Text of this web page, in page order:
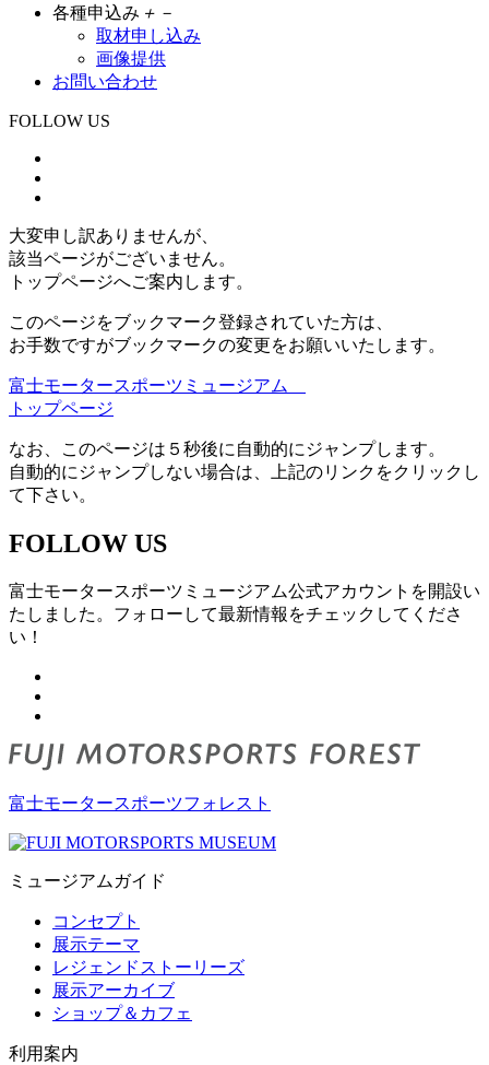
各種申込み ＋ －
取材申し込み
画像提供
お問い合わせ
FOLLOW US
大変申し訳ありませんが、
該当ページがございません。
トップページへご案内します。
このページをブックマーク登録されていた方は、
お手数ですがブックマークの変更をお願いいたします。
富士モータースポーツミュージアム
トップページ
なお、このページは５秒後に自動的にジャンプします。
自動的にジャンプしない場合は、上記のリンクをクリックし
て下さい。
FOLLOW US
富士モータースポーツミュージアム公式アカウントを開設い
たしました。フォローして最新情報をチェックしてくださ
い！
富士モータースポーツフォレスト
ミュージアムガイド
コンセプト
展示テーマ
レジェンドストーリーズ
展示アーカイブ
ショップ＆カフェ
利用案内